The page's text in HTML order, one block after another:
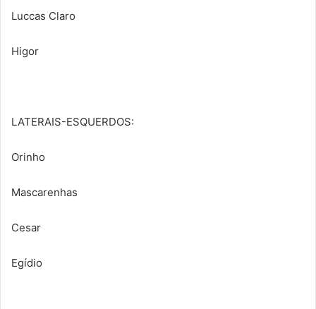
Luccas Claro
Higor
LATERAIS-ESQUERDOS:
Orinho
Mascarenhas
Cesar
Egídio